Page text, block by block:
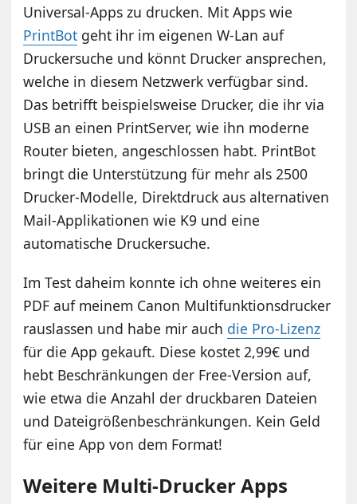
Universal-Apps zu drucken. Mit Apps wie
PrintBot geht ihr im eigenen W-Lan auf
Druckersuche und könnt Drucker ansprechen,
welche in diesem Netzwerk verfügbar sind.
Das betrifft beispielsweise Drucker, die ihr via
USB an einen PrintServer, wie ihn moderne
Router bieten, angeschlossen habt. PrintBot
bringt die Unterstützung für mehr als 2500
Drucker-Modelle, Direktdruck aus alternativen
Mail-Applikationen wie K9 und eine
automatische Druckersuche.
Im Test daheim konnte ich ohne weiteres ein
PDF auf meinem Canon Multifunktionsdrucker
rauslassen und habe mir auch die Pro-Lizenz
für die App gekauft. Diese kostet 2,99€ und
hebt Beschränkungen der Free-Version auf,
wie etwa die Anzahl der druckbaren Dateien
und Dateigrößenbeschränkungen. Kein Geld
für eine App von dem Format!
Weitere Multi-Drucker Apps